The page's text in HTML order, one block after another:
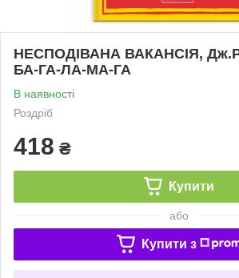
НЕСПОДІВАНА ВАКАНСІЯ,
БА-ГА-ЛА-МА-ГА
В наявності
Роздріб
418 ₴
Купити
або
Купити з